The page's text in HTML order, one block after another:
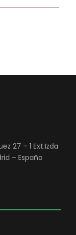
27 – 1 Ext.Izda
– España